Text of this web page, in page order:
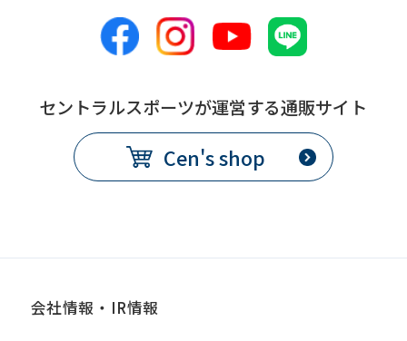
セントラルスポーツが運営する通販サイト
Cen's shop
会社情報・IR情報